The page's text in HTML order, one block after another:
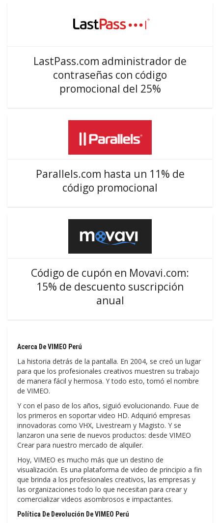
LastPass.com administrador de
contraseñas con código
promocional del 25%
Parallels.com hasta un 11% de
código promocional
Código de cupón en Movavi.com:
15% de descuento suscripción
anual
Acerca De VIMEO Perú
La historia detrás de la pantalla. En 2004, se creó un lugar
para que los profesionales creativos muestren su trabajo
de manera fácil y hermosa. Y todo esto, tomó el nombre
de VIMEO.
Y con el paso de los años, siguió evolucionando. Fuue de
los primeros en soportar video HD. Adquirió empresas
innovadoras como VHX, Livestream y Magisto. Y se
lanzaron una serie de nuevos productos: desde VIMEO
Crear para nuestro mercado de alquiler.
Hoy, VIMEO es mucho más que un destino de
visualización. Es una plataforma de video de principio a fin
que brinda a los profesionales creativos, las empresas y
las organizaciones todo lo que necesitan para crear y
comercializar videos asombrosos e impactantes.
Política De Devolución De VIMEO Perú